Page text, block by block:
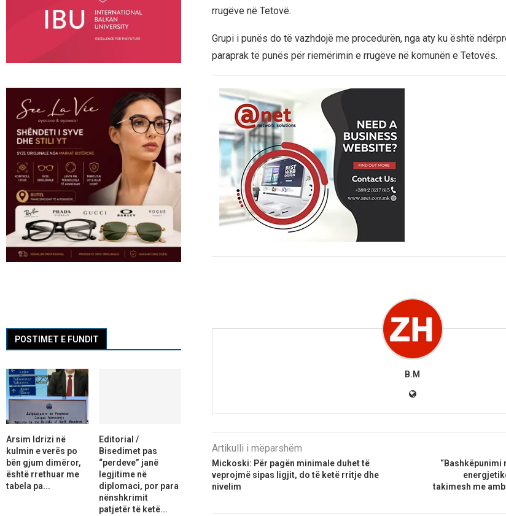
rrugëve në Tetovë.
Grupi i punës do të vazhdojë me procedurën, nga aty ku është
paraprak të punës për riemërimin e rrugëve në komunën e Tetovës.
B.M
Artikulli i mëparshëm
Mickoski: Për pagën minimale duhet të
veprojmë sipas ligjit, do të ketë rritje dhe
nivelim
takimesh me
POSTIMET E FUNDIT
Arsim Idrizi në
kulmin e verës po
bën gjum dimëror,
është rrethuar me
tabela pa...
Editorial /
Bisedimet pas
“perdeve” janë
legjitime në
diplomaci, por para
nënshkrimit
patjetër të ketë...